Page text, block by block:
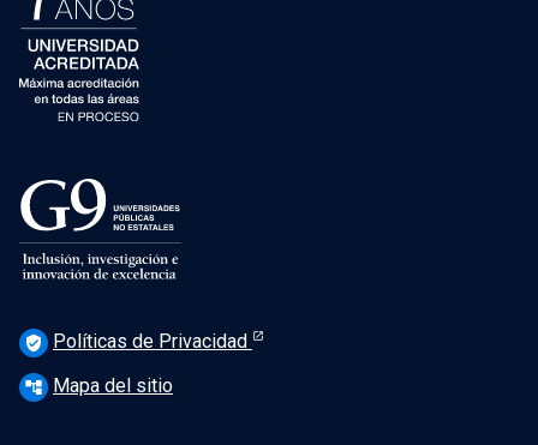
verified_user Políticas de Privacidad
account_tree Mapa del sitio